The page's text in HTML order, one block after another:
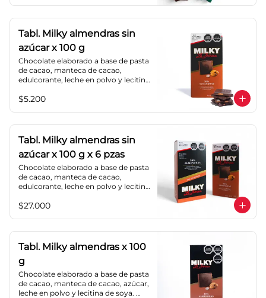
Tabl. Milky almendras sin
azúcar x 100 g
Chocolate elaborado a base de pasta
de cacao, manteca de cacao,
edulcorante, leche en polvo y lecitina
Porcentaje de cacao: 40%.
$5.200
Tabl. Milky almendras sin
azúcar x 100 g x 6 pzas
Chocolate elaborado a base de pasta
de cacao, manteca de cacao,
edulcorante, leche en polvo y lecitina
Porcentaje de cacao: 40%.
$27.000
Tabl. Milky almendras x 100
g
Chocolate elaborado a base de pasta
de cacao, manteca de cacao, azúcar,
leche en polvo y lecitina de soya.